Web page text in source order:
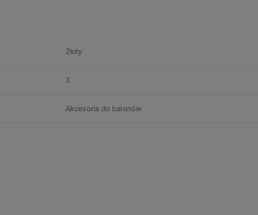
Złoty
3
Akcesoria do balonów